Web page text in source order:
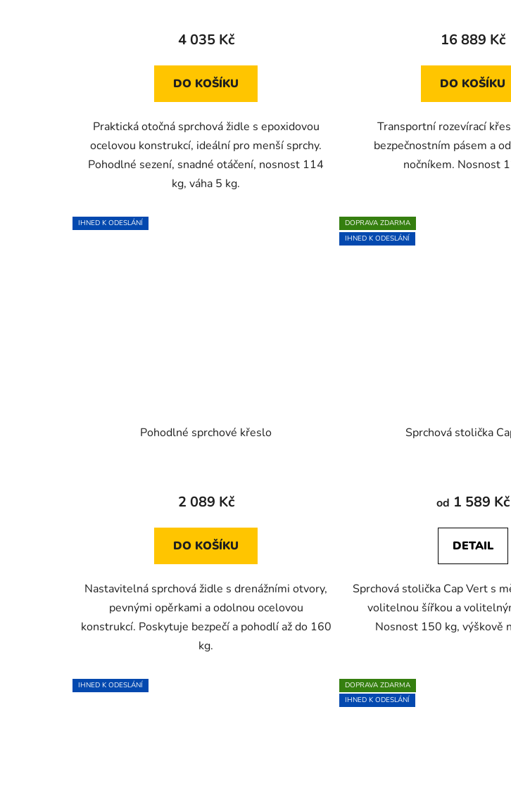
4 035 Kč
DO KOŠÍKU
Praktická otočná sprchová židle s epoxidovou
ocelovou konstrukcí, ideální pro menší sprchy.
Pohodlné sezení, snadné otáčení, nosnost 114
kg, váha 5 kg.
16 889 Kč
DO KOŠÍKU
Transportní rozevírací
bezpečnostním pásem a
nočníkem. Nosnost
IHNED K ODESLÁNÍ
Pohodlné sprchové křeslo
2 089 Kč
DO KOŠÍKU
Nastavitelná sprchová židle s drenážními otvory,
pevnými opěrkami a odolnou ocelovou
konstrukcí. Poskytuje bezpečí a pohodlí až do 160
kg.
DOPRAVA ZDARMA
IHNED K ODESLÁNÍ
Sprchová stolička
je
3,0
5
od 1 589 Kč
DETAIL
Sprchová stolička Cap Vert s
volitelnou šířkou a
Nosnost 150 kg, výškově
IHNED K ODESLÁNÍ
DOPRAVA ZDARMA
IHNED K ODESLÁNÍ